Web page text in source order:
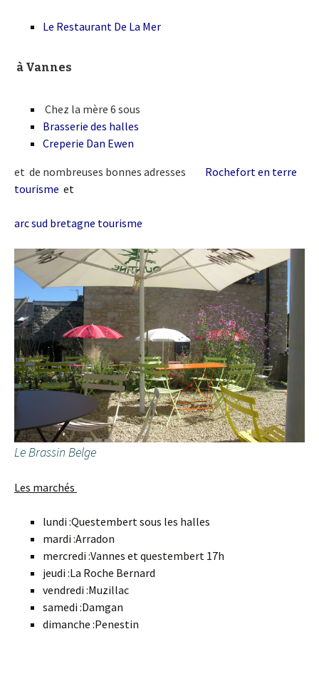
Le Restaurant De La Mer
à Vannes
Chez la mère 6 sous
Brasserie des halles
Creperie Dan Ewen
et de nombreuses bonnes adresses
Rochefort en terre
tourisme et
arc sud bretagne tourisme
Le Brassin Belge
Les marchés
lundi :Questembert sous les halles
mardi :Arradon
mercredi :Vannes et questembert 17h
jeudi :La Roche Bernard
vendredi :Muzillac
samedi :Damgan
dimanche :Penestin